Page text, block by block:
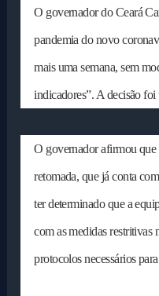
O governador do Ceará
pandemia do novo
mais uma semana, sem
indicadores”. A decisão
O governador afirmou que
retomada, que já conta
ter determinado que a
com as medidas restritivas
protocolos necessários